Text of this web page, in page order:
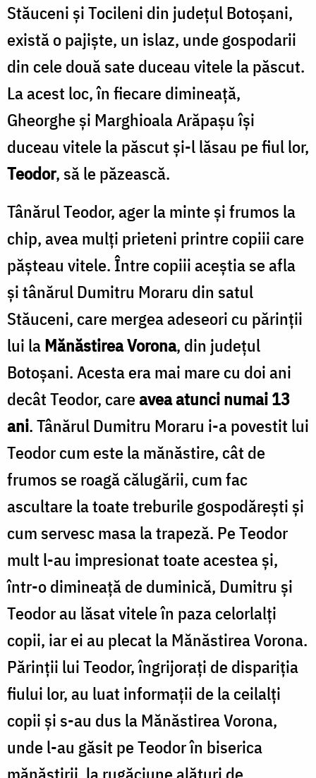
Stăuceni şi Tocileni din judeţul Botoşani,
există o pajişte, un islaz, unde gospodarii
din cele două sate duceau vitele la păscut.
La acest loc, în fiecare dimineaţă,
Gheorghe şi Marghioala Arăpaşu îşi
duceau vitele la păscut şi-l lăsau pe fiul lor,
Teodor, să le păzească.
Tânărul Teodor, ager la minte şi frumos la
chip, avea mulţi prieteni printre copiii care
păşteau vitele. Între copiii aceştia se afla
şi tânărul Dumitru Moraru din satul
Stăuceni, care mergea adeseori cu părinţii
lui laMănăstirea Vorona, din judeţul
Botoşani. Acesta era mai mare cu doi ani
decât Teodor, careavea atunci numai 13
ani. Tânărul Dumitru Moraru i-a povestit lui
Teodor cum este la mănăstire, cât de
frumos se roagă călugării, cum fac
ascultare la toate treburile gospodăreşti şi
cum servesc masa la trapeză. Pe Teodor
mult l-au impresionat toate acestea şi,
într-o dimineaţă de duminică, Dumitru şi
Teodor au lăsat vitele în paza celorlalţi
copii, iar ei au plecat la Mănăstirea Vorona.
Părinţii lui Teodor, îngrijoraţi de dispariţia
fiului lor, au luat informaţii de la ceilalţi
copii şi s-au dus la Mănăstirea Vorona,
unde l-au găsit pe Teodor în biserica